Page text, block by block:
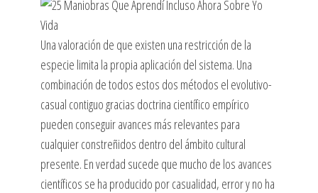
Una valoración de que existen una restricción de la
especie limita la propia aplicación del sistema. Una
combinación de todos estos dos métodos el evolutivo-
casual contiguo gracias doctrina científico empírico
pueden conseguir avances más relevantes para
cualquier constreñidos dentro del ámbito cultural
presente. En verdad sucede que mucho de los avances
científicos se ha producido por casualidad, error y no ha